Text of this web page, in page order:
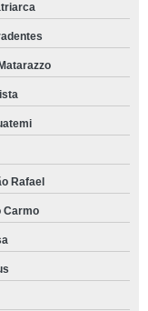
Rafael
Carmo